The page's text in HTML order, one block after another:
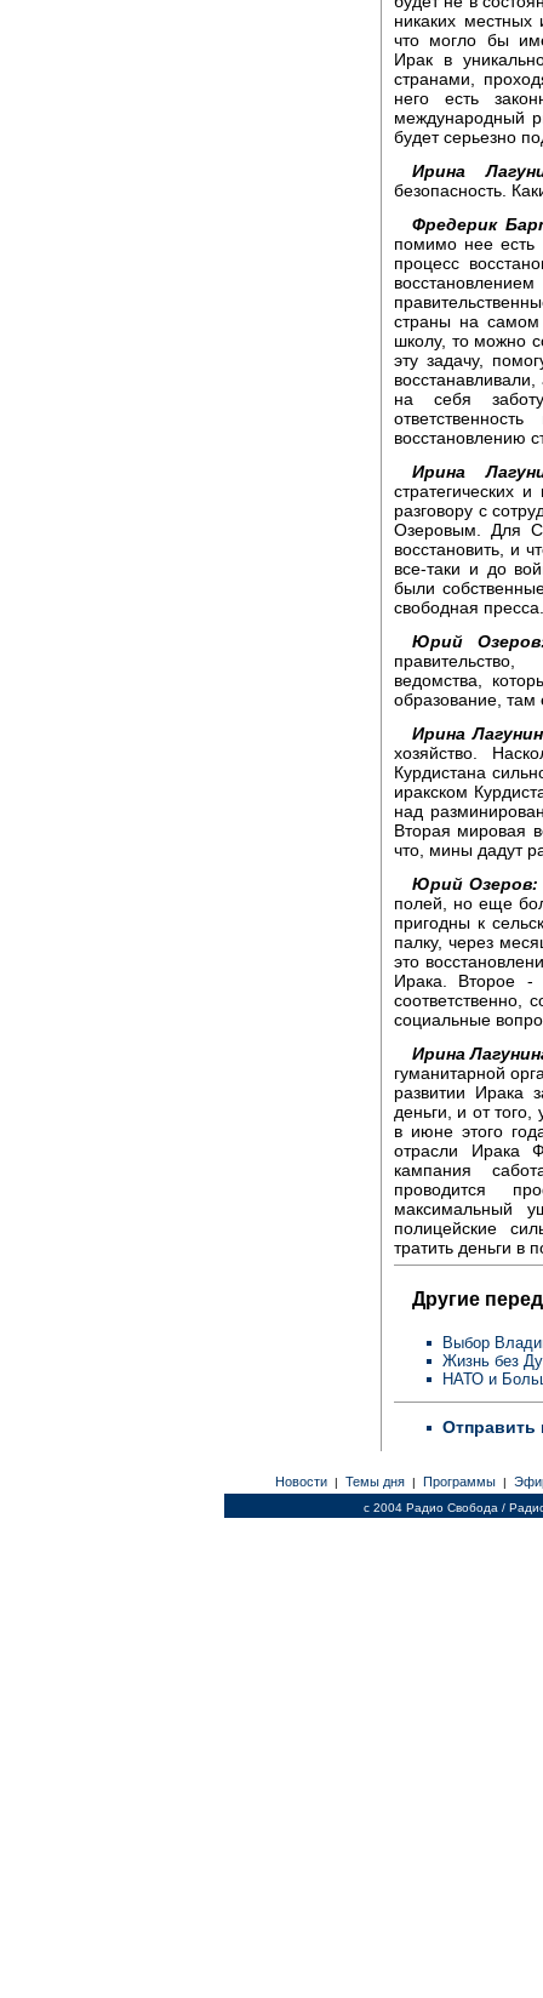
никаких местных
что могло бы
Ирак в
странами,
него есть
международный
будет серьезно
Ирина
безопасность.
Фредерик
помимо нее есть
процесс
страны на
школу, то можно
эту задачу,
на себя
восстановлению
Ирина
стратегических
разговору с
Озеровым. Для
восстановить, и
все-таки и до
были
свободная пресса.
Юрий
ведомства,
образование, там
Ирина
хозяйство.
Курдистана
иракском
над
Вторая мировая
что, мины дадут
Юрий Озеров:
полей, но еще
пригодны к
палку, через
это
Ирака. Второе -
соответственно,
социальные
Ирина
гуманитарной
развитии Ирака
деньги, и от
в июне этого
отрасли Ирака
кампания
проводится
максимальный
полицейские
тратить деньги в
Другие
Выбор
Жизнь без
НАТО и
Отправить
Новости | Темы дня | Программы |
c 2004 Радио Свобода /